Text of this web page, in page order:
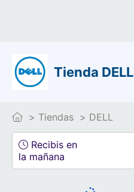
Tienda DELL
Tiendas DELL
Recibis en
la mañana